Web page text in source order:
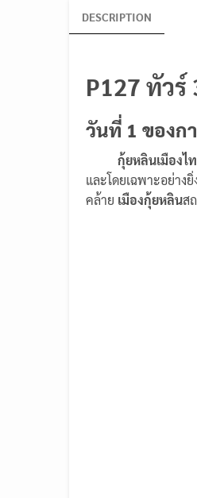
DESCRIPTION
P127 ทัว
วันที่ 1 ของก
กุ้ยหลินเมืองไ
และโดยเฉพาะอย่าง
คล้าย เมืองกุ้ยหลินส